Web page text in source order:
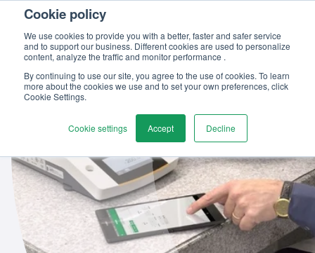
Cookie policy
We use cookies to provide you with a better, faster and safer service
and to support our business. Different cookies are used to personalize
content, analyze the traffic and monitor performance .
By continuing to use our site, you agree to the use of cookies. To learn
more about the cookies we use and to set your own preferences, click
Cookie Settings.
Cookie settings Accept Decline